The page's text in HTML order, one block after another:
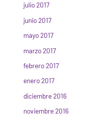
julio 2017
junio 2017
mayo 2017
marzo 2017
febrero 2017
enero 2017
diciembre 2016
noviembre 2016